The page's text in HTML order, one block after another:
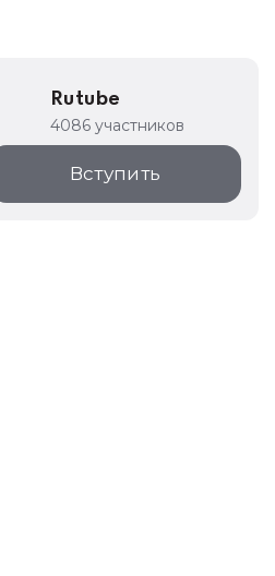
Rutube
4086 участников
Вступить